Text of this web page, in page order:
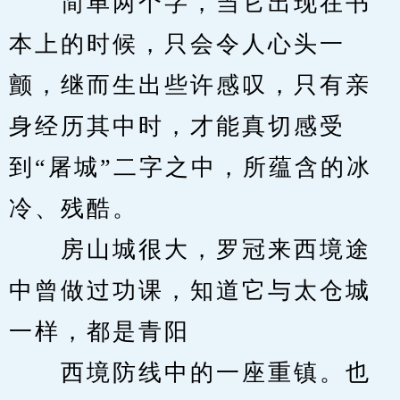
本上的时候，只会令人心头一
颤，继而生出些许感叹，只有亲
身经历其中时，才能真切感受
到“屠城”二字之中，所蕴含的冰
冷、残酷。
房山城很大，罗冠来西境途
中曾做过功课，知道它与太仓城
一样，都是青阳
西境防线中的一座重镇。也